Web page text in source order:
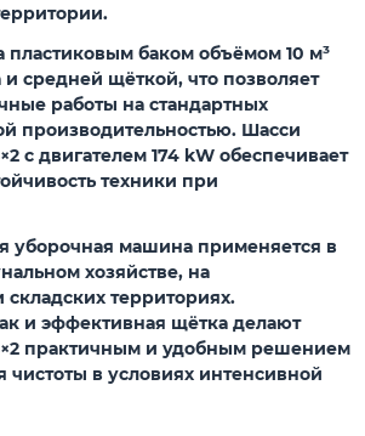
пластиковым баком объёмом 10 м³
и средней щёткой, что позволяет
работы на стандартных
производительностью. Шасси
с двигателем 174 kWобеспечивает
техники при
уборочная машина применяется в
хозяйстве, на
территориях.
и эффективная щётка делают
практичным и удобным решением
в условиях интенсивной